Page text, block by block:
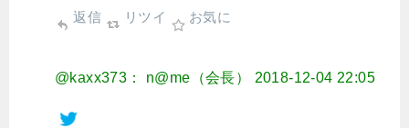
返信 リツイ お気に
@kaxx373： n@me（会長） 2018-12-04 22:05